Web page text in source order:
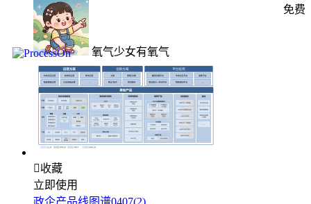
氧气少女有氧气
免费
收藏
立即使用
政企产品线图谱0407(2)